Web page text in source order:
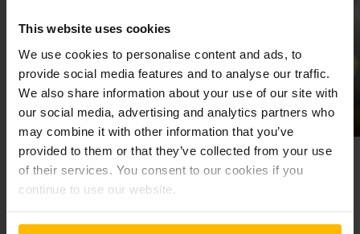
This website uses cookies
We use cookies to personalise content and ads, to
provide social media features and to analyse our traffic.
We also share information about your use of our site with
our social media, advertising and analytics partners who
may combine it with other information that you’ve
provided to them or that they’ve collected from your use
of their services. You consent to our cookies if you
continue to use our website.
IS GOED PDF DOWNLOADS
Handleidingen